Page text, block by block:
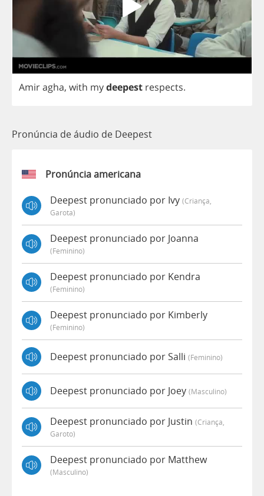
Amiragha, with mydeepest respects.
Pronúncia de áudio de Deepest
Pronúncia americana
Deepest pronunciado por Ivy (criança,
Garota)
Deepest pronunciado por Joanna
(feminino)
Deepest pronunciado por Kendra
(feminino)
Deepest pronunciado por Kimberly
(feminino)
Deepest pronunciado por Salli (feminino)
Deepest pronunciado por Joey (masculino)
Deepest pronunciado por Justin (criança,
Garoto)
Deepest pronunciado por Matthew
(masculino)